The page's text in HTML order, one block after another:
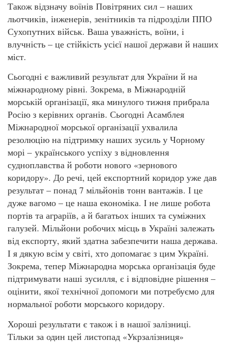
Також відзначу воїнів Повітряних сил – наших
льотчиків, інженерів, зенітників та підрозділи ППО
Сухопутних військ. Ваша уважність, воїни, і
влучність – це стійкість усієї нашої держави й наших
міст.
Сьогодні є важливий результат для України й на
міжнародному рівні. Зокрема, в Міжнародній
морській організації, яка минулого тижня прибрала
Росію з керівних органів. Сьогодні Асамблея
Міжнародної морської організації ухвалила
резолюцію на підтримку наших зусиль у Чорному
морі – українського успіху з відновлення
судноплавства й роботи нового «зернового
коридору». До речі, цей експортний коридор уже дав
результат – понад 7 мільйонів тонн вантажів. І це
дуже вагомо – це наша економіка. І не лише робота
портів та аграріїв, а й багатьох інших та суміжних
галузей. Мільйони робочих місць в Україні залежать
від експорту, який здатна забезпечити наша держава.
І я дякую всім у світі, хто допомагає з цим Україні.
Зокрема, тепер Міжнародна морська організація буде
підтримувати наші зусилля, є і відповідне рішення –
оцінити, якої технічної допомоги ми потребуємо для
нормальної роботи морського коридору.
Хороші результати є також і в нашої залізниці.
Тільки за один цей листопад «Укрзалізниця»